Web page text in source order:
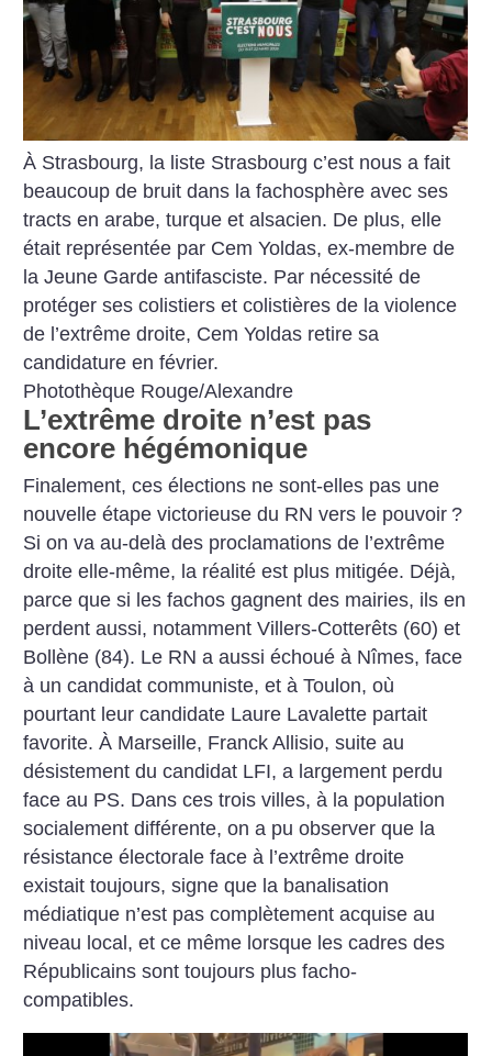
À Strasbourg, la liste Strasbourg c’est nous a fait
beaucoup de bruit dans la fachosphère avec ses
tracts en arabe, turque et alsacien. De plus, elle
était représentée par Cem Yoldas, ex-membre de
la Jeune Garde antifasciste. Par nécessité de
protéger ses colistiers et colistières de la violence
de l’extrême droite, Cem Yoldas retire sa
candidature en février.
Photothèque Rouge/Alexandre
L’extrême droite n’est pas
encore hégémonique
Finalement, ces élections ne sont-elles pas une
nouvelle étape victorieuse du RN vers le pouvoir ?
Si on va au-delà des proclamations de l’extrême
droite elle-même, la réalité est plus mitigée. Déjà,
parce que si les fachos gagnent des mairies, ils en
perdent aussi, notamment Villers-Cotterêts (60) et
Bollène (84). Le RN a aussi échoué à Nîmes, face
à un candidat communiste, et à Toulon, où
pourtant leur candidate Laure Lavalette partait
favorite. À Marseille, Franck Allisio, suite au
désistement du candidat LFI, a largement perdu
face au PS. Dans ces trois villes, à la population
socialement différente, on a pu observer que la
résistance électorale face à l’extrême droite
existait toujours, signe que la banalisation
médiatique n’est pas complètement acquise au
niveau local, et ce même lorsque les cadres des
Républicains sont toujours plus facho-
compatibles.